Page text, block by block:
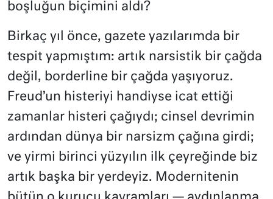
boşluğun biçimini aldı?
Birkaç yıl önce, gazete yazılarımda bir
tespit yapmıştım: artık narsistik bir çağda
değil, borderline bir çağda yaşıyoruz.
Freud’un histeriyi handiyse icat ettiği
zamanlar histeri çağıydı; cinsel devrimin
ardından dünya bir narsizm çağına girdi;
ve yirmi birinci yüzyılın ilk çeyreğinde biz
artık başka bir yerdeyiz. Modernitenin